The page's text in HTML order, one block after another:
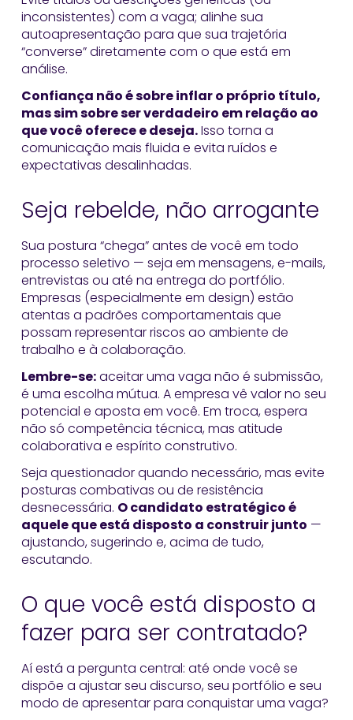
inconsistentes) com a vaga; alinhe sua
autoapresentação para que sua trajetória
“converse” diretamente com o que está em
análise.
Confiança não é sobre inflar o próprio título,
mas sim sobre ser verdadeiro em relação ao
que você oferece e deseja.Isso torna a
comunicação mais fluida e evita ruídos e
expectativas desalinhadas.
Seja rebelde, não arrogante
Sua postura “chega” antes de você em todo
processo seletivo — seja em mensagens, e-mails,
entrevistas ou até na entrega do portfólio.
Empresas (especialmente em design) estão
atentas a padrões comportamentais que
possam representar riscos ao ambiente de
trabalho e à colaboração.
Lembre-se:aceitar uma vaga não é submissão,
é uma escolha mútua. A empresa vê valor no seu
potencial e aposta em você. Em troca, espera
não só competência técnica, mas atitude
colaborativa e espírito construtivo.
Seja questionador quando necessário, mas evite
posturas combativas ou de resistência
desnecessária. O candidato estratégico é
aquele que está disposto a construir junto —
ajustando, sugerindo e, acima de tudo,
escutando.
O que você está disposto a
fazer para ser contratado?
Aí está a pergunta central: até onde você se
dispõe a ajustar seu discurso, seu portfólio e seu
modo de apresentar para conquistar uma vaga?